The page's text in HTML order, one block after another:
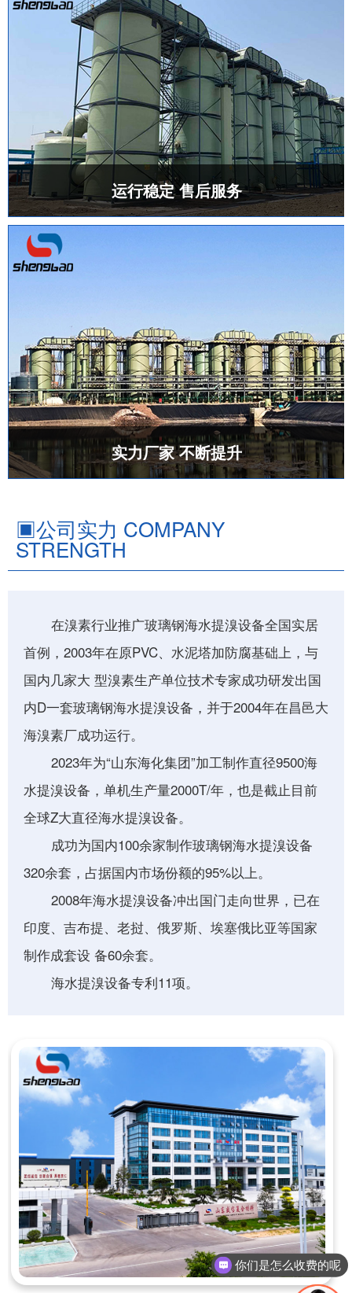
运行稳定 售后服务
实力厂家 不断提升
▣公司实力 COMPANY
STRENGTH
在溴素行业推广玻璃钢海水提溴设备全国实居
首例，2003年在原PVC、水泥塔加防腐基础上，与
国内几家大 型溴素生产单位技术专家成功研发出国
内D一套玻璃钢海水提溴设备，并于2004年在昌邑大
海溴素厂成功运行。
2023年为“山东海化集团”加工制作直径9500海
水提溴设备，单机生产量2000T/年，也是截止目前
全球Z大直径海水提溴设备。
成功为国内100余家制作玻璃钢海水提溴设备
320余套，占据国内市场份额的95%以上。
2008年海水提溴设备冲出国门走向世界，已在
印度、吉布提、老挝、俄罗斯、埃塞俄比亚等国家
制作成套设 备60余套。
海水提溴设备专利11项。
你们是怎么收费的呢
现在有优惠活动吗